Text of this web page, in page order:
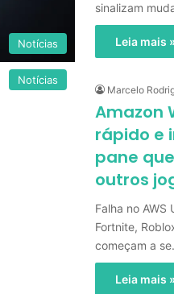
Notícias
sinalizam
Leia mais
Notícias
Marcelo
Amazon
rápido e
pane
outros
Falha no AWS
Fortnite,
começam a
Leia mais